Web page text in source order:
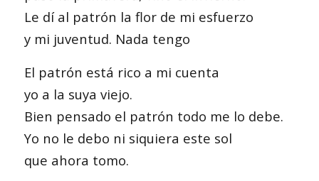
Le dí al patrón la flor de mi esfuerzo
y mi juventud. Nada tengo
El patrón está rico a mi cuenta
yo a la suya viejo.
Bien pensado el patrón todo me lo debe.
Yo no le debo ni siquiera este sol
que ahora tomo.